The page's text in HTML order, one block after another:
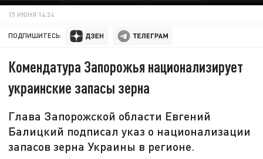
15 ИЮНЯ 14:34
ПОДПИШИТЕСЬ:
Комендатура Запорожья национализирует
украинские запасы зерна
Глава Запорожской области Евгений
Балицкий подписал указ о национализации
запасов зерна Украины в регионе.